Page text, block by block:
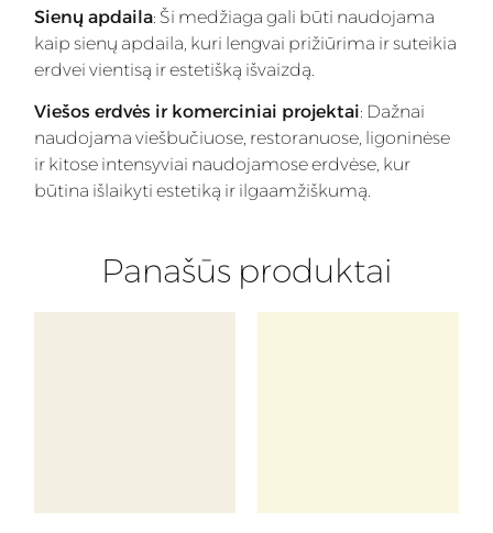
Sienų apdaila: Ši medžiaga gali būti naudojama
kaip sienų apdaila, kuri lengvai prižiūrima ir suteikia
erdvei vientisą ir estetišką išvaizdą.
Viešos erdvės ir komerciniai projektai: Dažnai
naudojama viešbučiuose, restoranuose, ligoninėse
ir kitose intensyviai naudojamose erdvėse, kur
būtina išlaikyti estetiką ir ilgaamžiškumą.
Panašūs produktai